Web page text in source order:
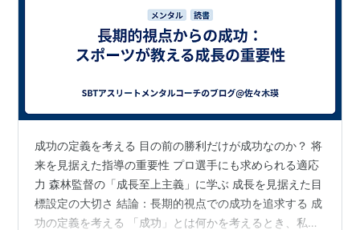
成功の定義を考える 目の前の勝利だけが成功なのか？ 将
来を見据えた指導の重要性 プロ選手にも求められる適応
力 森林監督の「成長至上主義」に学ぶ 成長を見据えた目
標設定の大切さ 結論：長期的視点での成功を追求する 成
功の定義を考える 「成功」とは何かを考えるとき、私た